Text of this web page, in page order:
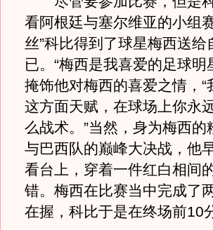
看阿根廷与塞尔维亚的小组
丝”科比得到了球星梅西送
已。“梅西是我喜爱的足球
掩饰他对梅西的喜爱之情，
这方面天赋，在球场上你永
么战术。”当然，身为梅西
与巴西队的巅峰大决战，他
看台上，穿着一件红白相间
错。梅西在比赛当中完成了
在握，科比于是在终场前10